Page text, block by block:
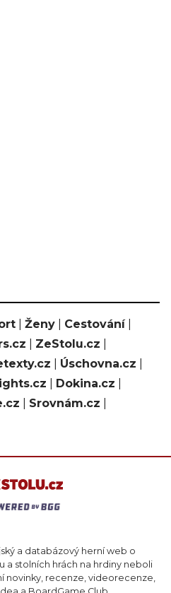
Ženy Cestování|
ZeStolu.cz
Úschovna.cz
Dokina.cz
Srovnám.cz
a databázový herní web o
a stolních hrách na hrdiny neboli
novinky, recenze, videorecenze,